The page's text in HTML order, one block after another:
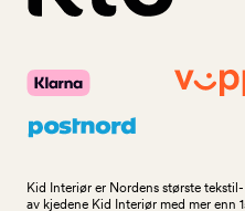
Kid Interiør er Nordens største
av kjedene Kid Interiør med mer enn